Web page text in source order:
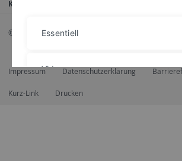
Kontaktinfo
© 2026 Eberhard Karls Universität Tübingen, Tübingen
Impressum Datenschutzerklärung
Kurz-Link Drucken
Essentiell
Videos